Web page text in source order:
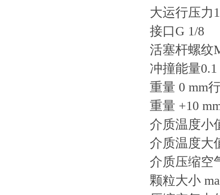
大运行压力
接口G 1/8
活塞杆螺纹
冲撞能量0.1
重量 0 mm
重量 +10
介质温度小
介质温度大
介质压缩空
颗粒大小